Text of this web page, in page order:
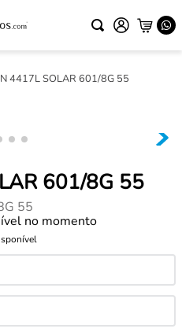
4417L SOLAR 601/8G 55
601/8G 55
55
no momento